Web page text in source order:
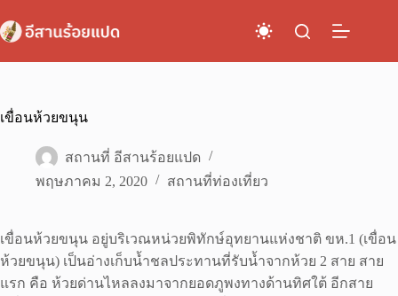
to
content
เขื่อนห้วยขนุน
สถานที่ อีสานร้อยแปด
พฤษภาคม 2, 2020
สถานที่ท่องเที่ยว
เขื่อนห้วยขนุน อยู่บริเวณหน่วยพิทักษ์อุทยานแห่งชาติ ขห.1 (เขื่อน
ห้วยขนุน) เป็นอ่างเก็บน้ำชลประทานที่รับน้ำจากห้วย 2 สาย สาย
แรก คือ ห้วยด่านไหลลงมาจากยอดภูพงทางด้านทิศใต้ อีกสาย